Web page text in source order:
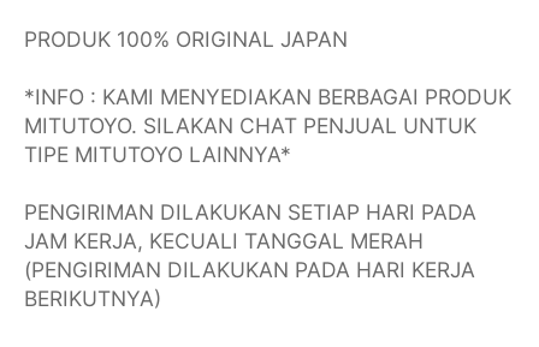
PRODUK 100% ORIGINAL JAPAN
*INFO : KAMI MENYEDIAKAN BERBAGAI PRODUK
MITUTOYO. SILAKAN CHAT PENJUAL UNTUK
TIPE MITUTOYO LAINNYA*
PENGIRIMAN DILAKUKAN SETIAP HARI PADA
JAM KERJA, KECUALI TANGGAL MERAH
(PENGIRIMAN DILAKUKAN PADA HARI KERJA
BERIKUTNYA)